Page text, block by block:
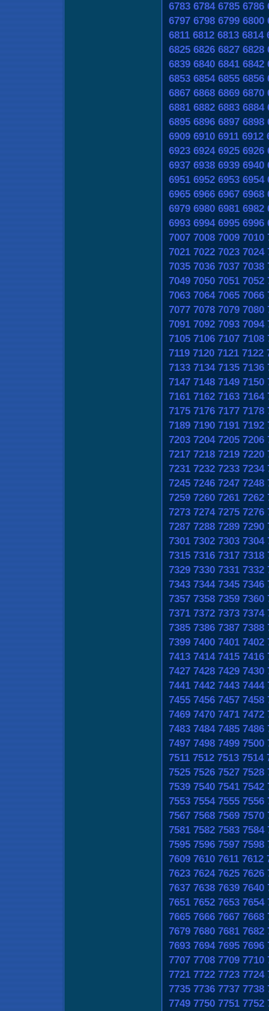
6783 6784 6785 6786
6797 6798 6799 6800
6811 6812 6813 6814
6825 6826 6827 6828
6839 6840 6841 6842
6853 6854 6855 6856
6867 6868 6869 6870
6881 6882 6883 6884
6895 6896 6897 6898
6909 6910 6911 6912
6923 6924 6925 6926
6937 6938 6939 6940
6951 6952 6953 6954
6965 6966 6967 6968
6979 6980 6981 6982
6993 6994 6995 6996
7007 7008 7009 7010
7021 7022 7023 7024
7035 7036 7037 7038
7049 7050 7051 7052
7063 7064 7065 7066
7077 7078 7079 7080
7091 7092 7093 7094
7105 7106 7107 7108
7119 7120 7121 7122
7133 7134 7135 7136
7147 7148 7149 7150
7161 7162 7163 7164
7175 7176 7177 7178
7189 7190 7191 7192
7203 7204 7205 7206
7217 7218 7219 7220
7231 7232 7233 7234
7245 7246 7247 7248
7259 7260 7261 7262
7273 7274 7275 7276
7287 7288 7289 7290
7301 7302 7303 7304
7315 7316 7317 7318
7329 7330 7331 7332
7343 7344 7345 7346
7357 7358 7359 7360
7371 7372 7373 7374
7385 7386 7387 7388
7399 7400 7401 7402
7413 7414 7415 7416
7427 7428 7429 7430
7441 7442 7443 7444
7455 7456 7457 7458
7469 7470 7471 7472
7483 7484 7485 7486
7497 7498 7499 7500
7511 7512 7513 7514
7525 7526 7527 7528
7539 7540 7541 7542
7553 7554 7555 7556
7567 7568 7569 7570
7581 7582 7583 7584
7595 7596 7597 7598
7609 7610 7611 7612
7623 7624 7625 7626
7637 7638 7639 7640
7651 7652 7653 7654
7665 7666 7667 7668
7679 7680 7681 7682
7693 7694 7695 7696
7707 7708 7709 7710
7721 7722 7723 7724
7735 7736 7737 7738
7749 7750 7751 7752